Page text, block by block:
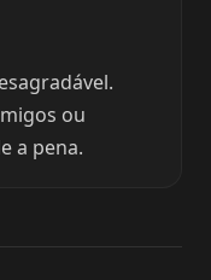
ou
a pena.